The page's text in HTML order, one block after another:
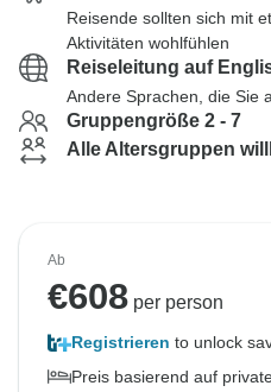
Reisende sollten sich mit
Aktivitäten wohlfühlen
Reiseleitung auf
Andere Sprachen, die Sie
Gruppengröße 2 - 7
Alle Altersgruppen
Ab
€608 per person
Registrieren to unlock
Preis basierend auf